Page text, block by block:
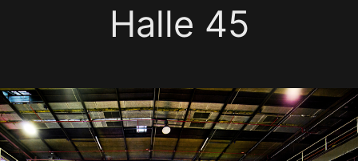
Halle 45